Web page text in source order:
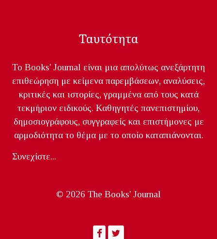
Ταυτότητα
Το Books' Journal είναι μια απολύτως ανεξάρτητη
επιθεώρηση με κείμενα παρεμβάσεων, αναλύσεις,
κριτικές και ιστορίες, γραμμένα από τους κατά
τεκμήριον ειδικούς. Καθηγητές πανεπιστημίου,
δημοσιογράφους, συγγραφείς και επιστήμονες με
αρμοδιότητα το θέμα με το οποίο καταπιάνονται.
Συνεχίστε...
© 2026 The Books' Journal